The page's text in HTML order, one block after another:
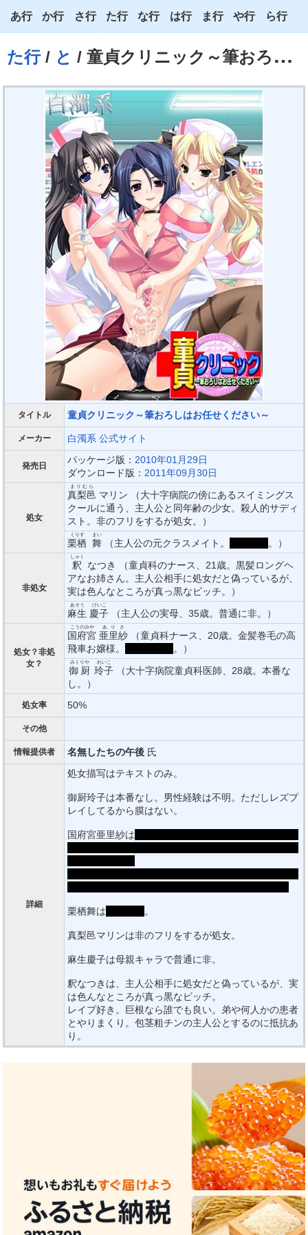
た行/ と / 童貞クリニック～筆おろしはお任せください～
あ行
い
か行
き
く
け
こ
さ行
し
す
せ
そ
た行
ち
つ
と
な行
に
ぬ
の
は行
ひ
ふ
へ
ほ
ま行
む
め
も
や行
ゆ
よ
わ
ら行
り
タイトル 童貞クリニック～筆おろしはお任せください～
メーカー 白濁系 公式サイト
発売日
パッケージ版： 2010年01月29日
ダウンロード版： 2011年09月30日
処女
真梨邑
まりむら
マリン （大十字病院の傍にあるスイミングス
クールに通う、主人公と同年齢の少女。殺人的サディ
スト。非のフリをするが処女。）
栗栖
くりす
舞
まい
（主人公の元クラスメイト。 。）
非処女
釈
しゃく
なつき （童貞科のナース、21歳。黒髪ロングヘ
アなお姉さん。主人公相手に処女だと偽っているが、
実は色んなところが真っ黒なビッチ。）
麻生
あそう
慶子
けいこ
（主人公の実母、35歳。普通に非。）
処女？非処
女？
国府宮
こうのみや
亜里紗
ありさ
（童貞科ナース、20歳。金髪巻毛の高
飛車お嬢様。
。）
御厨
みくりや
玲子
れいこ
（大十字病院童貞科医師、28歳。本番な
し。）
処女率 50%
その他
情報提供者 名無したちの午後 氏
詳細
処女描写はテキストのみ。
御厨玲子は本番なし。男性経験は不明。ただしレズプ
レイしてるから膜はない。
国府宮亜里紗は
栗栖舞は 。
真梨邑マリンは非のフリをするが処女。
麻生慶子は母親キャラで普通に非。
釈なつきは、主人公相手に処女だと偽っているが、実
は色んなところが真っ黒なビッチ。
レイプ好き。巨根なら誰でも良い。弟や何人かの患者
とやりまくり。包茎粗チンの主人公とするのに抵抗あ
り。